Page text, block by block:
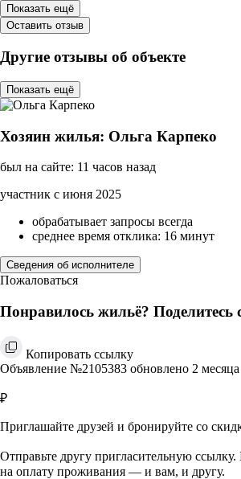
Показать ещё
Оставить отзыв
Другие отзывы об объекте
Показать ещё
Хозяин жилья: Ольга Карпеко
был на сайте: 11 часов назад
участник с июня 2025
обрабатывает запросы всегда
среднее время отклика: 16 минут
Сведения об исполнителе
Пожаловаться
Понравилось жильё? Поделитесь
Копировать ссылку
Объявление №2105383 обновлено 2 месяца
₽
Приглашайте друзей и бронируйте со
Отправьте другу пригласительную
на оплату проживания — и вам, и другу.